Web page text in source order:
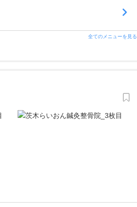
全てのメニューを見る